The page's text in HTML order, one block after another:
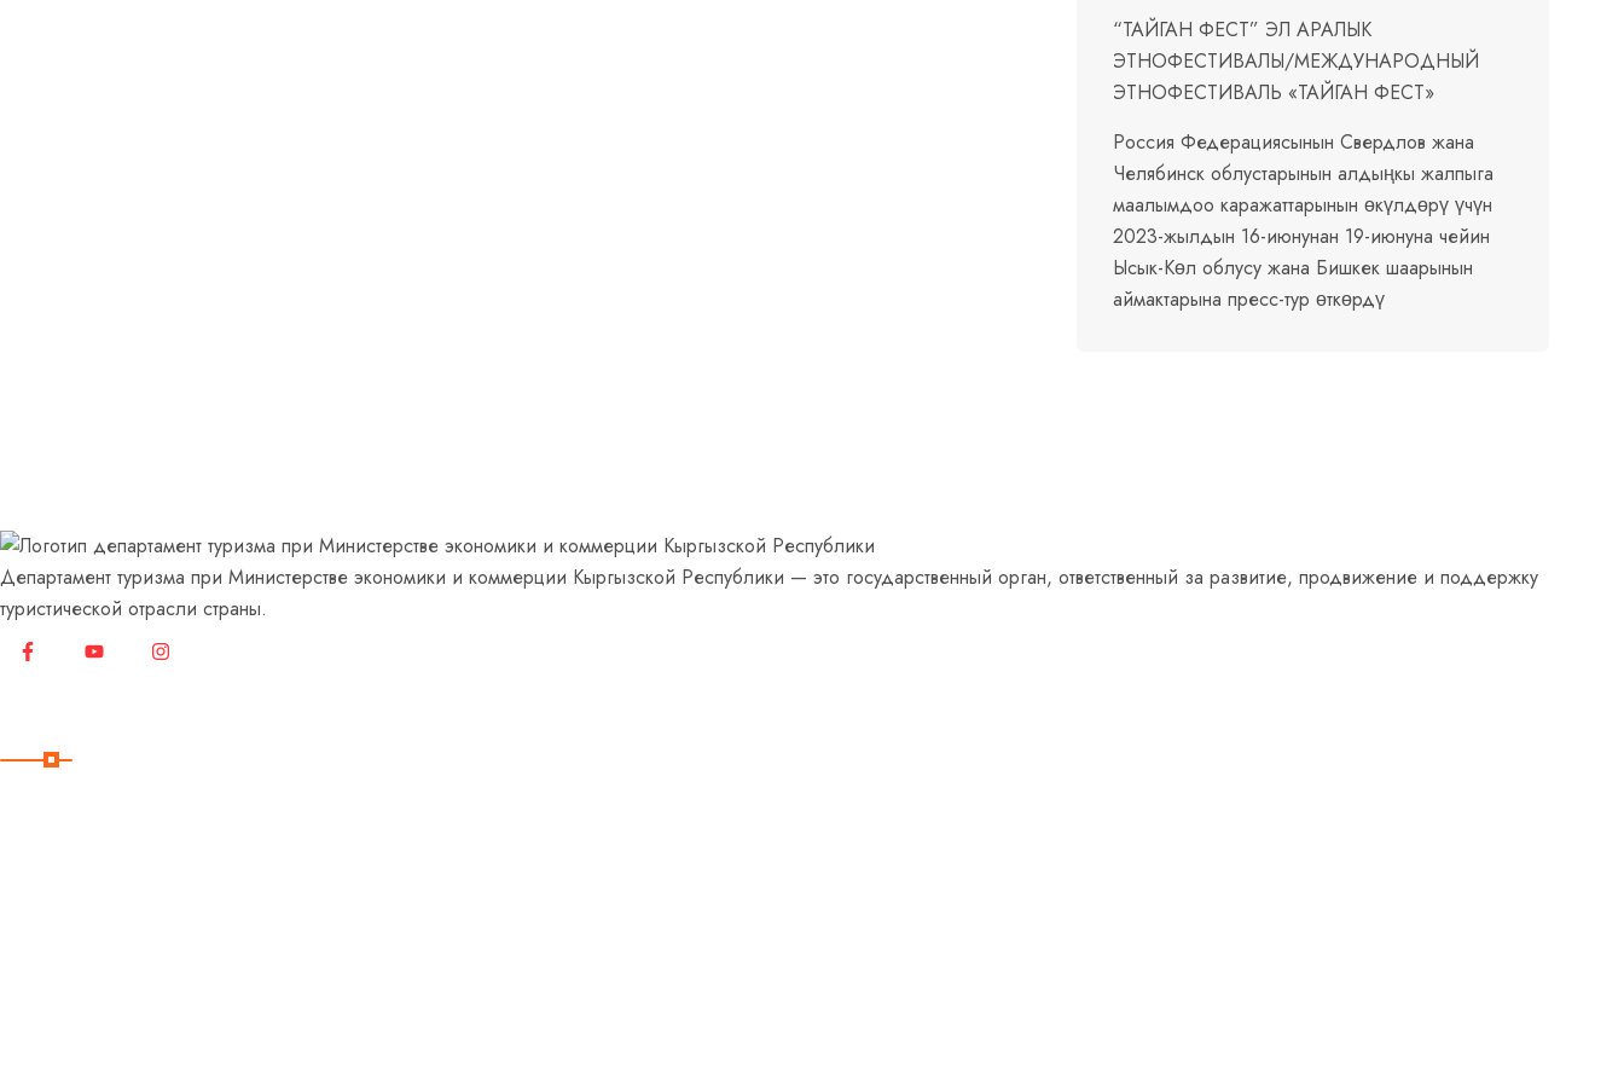
“ТАЙГАН ФЕСТ” ЭЛ АРАЛЫК
ЭТНОФЕСТИВАЛЫ/МЕЖДУНАРОДНЫЙ
ЭТНОФЕСТИВАЛЬ «ТАЙГАН ФЕСТ»
Россия Федерациясынын Свердлов жана
Челябинск облустарынын алдыңкы жалпыга
маалымдоо каражаттарынын өкүлдөрү үчүн
2023-жылдын 16-июнунан 19-июнуна чейин
Ысык-Көл облусу жана Бишкек шаарынын
аймактарына пресс-тур өткөрдү
Департамент туризма при Министерстве экономики и коммерции Кыргызской Республики — это государственный орган, ответственный за развитие, продвижение и поддержку
туристической отрасли страны.